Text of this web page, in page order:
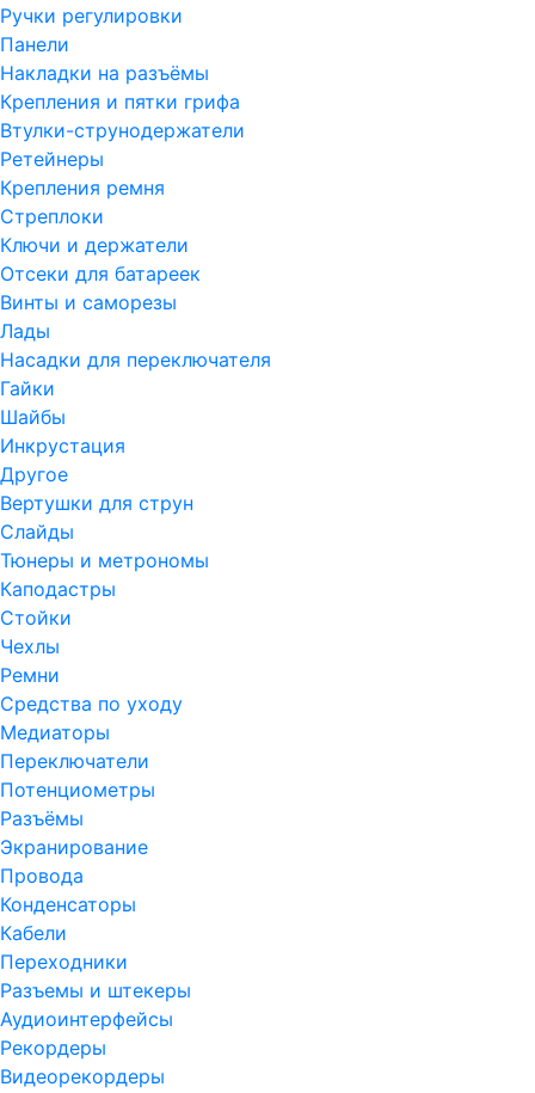
Ручки регулировки
Панели
Накладки на разъёмы
Крепления и пятки грифа
Втулки-струнодержатели
Ретейнеры
Крепления ремня
Стреплоки
Ключи и держатели
Отсеки для батареек
Винты и саморезы
Лады
Насадки для переключателя
Гайки
Шайбы
Инкрустация
Другое
Вертушки для струн
Слайды
Тюнеры и метрономы
Каподастры
Стойки
Чехлы
Ремни
Средства по уходу
Медиаторы
Переключатели
Потенциометры
Разъёмы
Экранирование
Провода
Конденсаторы
Кабели
Переходники
Разъемы и штекеры
Аудиоинтерфейсы
Рекордеры
Видеорекордеры